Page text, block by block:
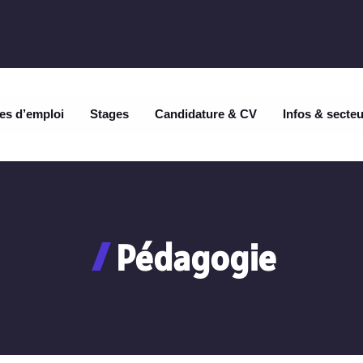
d’emploi Stages Candidature & CV Infos &
Pédagogie